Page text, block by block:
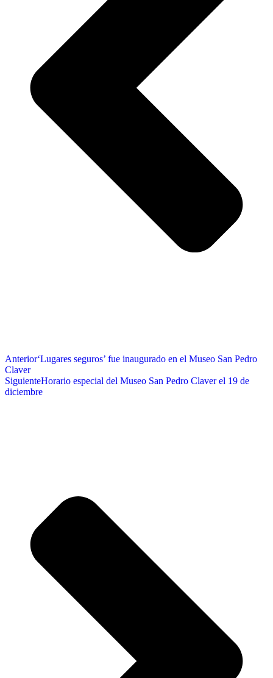
Anterior‘Lugares seguros’ fue inaugurado en el Museo San Pedro
Claver
SiguienteHorario especial del Museo San Pedro Claver el 19 de
diciembre